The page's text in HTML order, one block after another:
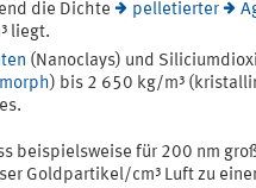
die Dichte
pelletierter
liegt.
(Nanoclays) und
) bis 2 650 kg/m³
beispielsweise für 200 nm
Goldpartikel/cm³ Luft zu